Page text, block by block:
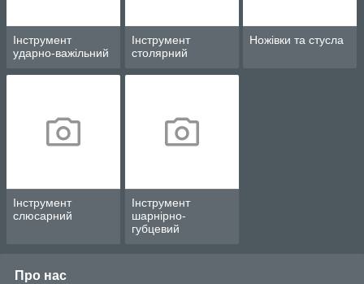
Інструмент
ударно-важільний
Інструмент
столярний
Ножівки та стусла
Інструмент
слюсарний
Інструмент
шарнірно-
губцевий
Про нас